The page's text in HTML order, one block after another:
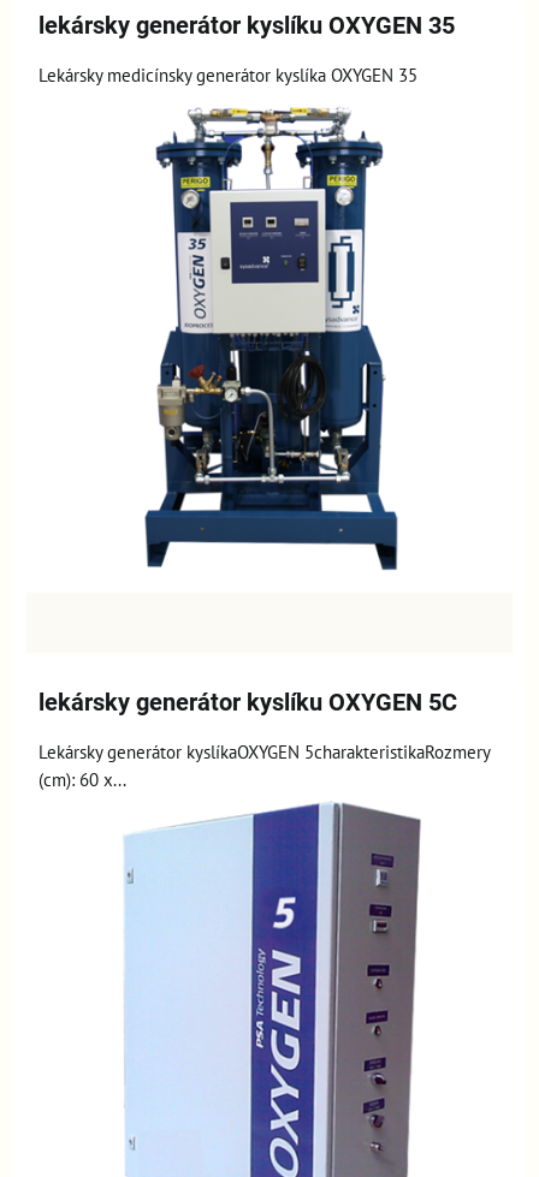
lekársky generátor kyslíku OXYGEN 35
Lekársky medicínsky generátor kyslíka OXYGEN 35
lekársky generátor kyslíku OXYGEN 5C
Lekársky generátor kyslíkaOXYGEN 5charakteristikaRozmery
(cm): 60 x...